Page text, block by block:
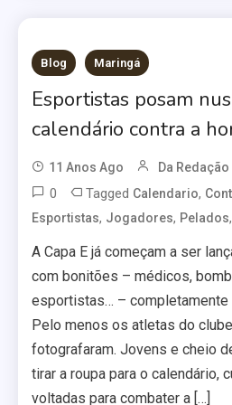
Blog Maringá
Esportistas posam
calendário contra a
11 Anos Ago Da
0 Tagged Calendario,
Esportistas, Jogadores, Pelados
A Capa E já começam a ser
com bonitões – médicos,
esportistas… – completamente
Pelo menos os atletas do
fotografaram. Jovens e cheio
tirar a roupa para o calendário,
voltadas para combater a […]